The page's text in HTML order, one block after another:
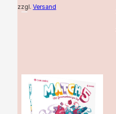
zzgl. Versand